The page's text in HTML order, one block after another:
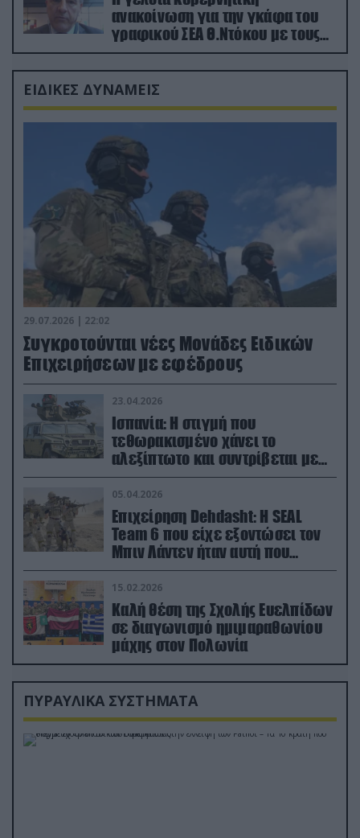
ανακοίνωση για την γκάφα του
γραφικού ΣΕΑ Θ.Ντόκου με τους
Ρώσους φαρσέρ
ΕΙΔΙΚΕΣ ΔΥΝΑΜΕΙΣ
29.07.2026 | 22:02
Συγκροτούνται νέες Μονάδες Ειδικών
Επιχειρήσεων με εφέδρους
23.04.2026
Ισπανία: Η στιγμή που
τεθωρακισμένο χάνει το
αλεξίπτωτο και συντρίβεται με
ορμή στο έδαφος (βίντεο)
05.04.2026
Επιχείρηση Dehdasht: Η SEAL
Team 6 που είχε εξοντώσει τον
Μπιν Λάντεν ήταν αυτή που
διέσωσε τον πιλότο του F-15
15.02.2026
Καλή θέση της Σχολής Ευελπίδων
σε διαγωνισμό ημιμαραθωνίου
μάχης στον Πολωνία
ΠΥΡΑΥΛΙΚΑ ΣΥΣΤΗΜΑΤΑ